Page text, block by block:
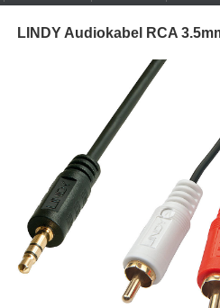
LINDY Audiokabel RCA